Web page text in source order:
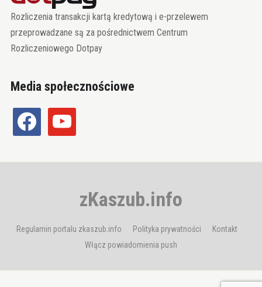
Rozliczenia transakcji kartą kredytową i e-przelewem
przeprowadzane są za pośrednictwem Centrum
Rozliczeniowego Dotpay
Media społecznościowe
facebook youtube
zKaszub.info
Regulamin portalu zkaszub.info Polityka prywatności
Kontakt
Włącz powiadomienia push